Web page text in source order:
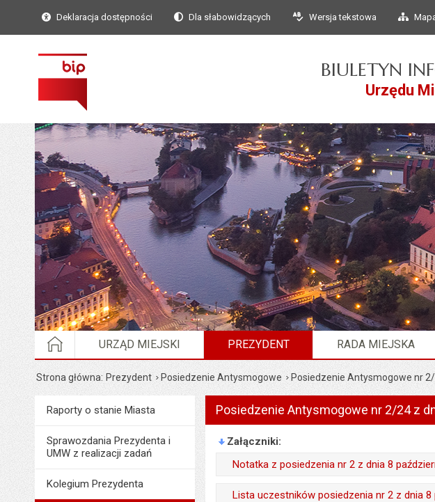
Deklaracja dostępności Dla słabowidzących Wersja tekstowa
BIULETYN
Urzędu
STRONA GŁÓWNA
URZĄD MIEJSKI PREZYDENT RADA MIEJSKA
Strona główna Prezydent Posiedzenie Antysmogowe Posiedzenie Antysmogowe nr
MenuPrezydent
Raporty o stanie Miasta
Sprawozdania Prezydenta i
UMW z realizacji zadań
Kolegium Prezydenta
Posiedzenie Antysmogowe nr 2/24 z
Załączniki
Notatka z posiedzenia nr 2 z dnia 8
Wytworzył:
Lista uczestników posiedzenia nr 2 z dnia 8